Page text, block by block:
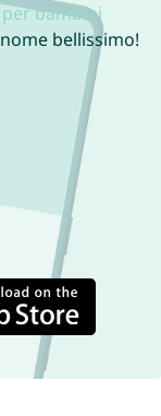
bambini
bellissimo!